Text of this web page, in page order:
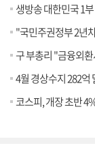
생방송 대한민국 1
"국민주권정부 2년
구 부총리 "금융외환시
4월 경상수지 282억
코스피, 개장 초반